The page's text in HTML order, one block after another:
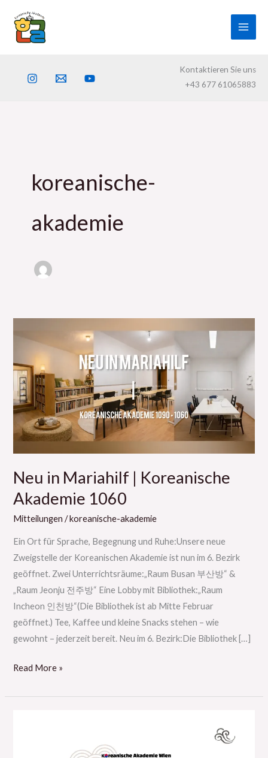
content
Kontaktieren Sie uns
+43 677 61065883
koreanische-
akademie
Neu in Mariahilf | Koreanische
Akademie 1060
Mitteilungen /koreanische-akademie
Ein Ort für Sprache, Begegnung und Ruhe:Unsere neue
Zweigstelle der Koreanischen Akademie ist nun im 6. Bezirk
geöffnet. Zwei Unterrichtsräume:„Raum Busan 부산방“ &
„Raum Jeonju 전주방“ Eine Lobby mit Bibliothek:„Raum
Incheon 인천방“(Die Bibliothek ist ab Mitte Februar
geöffnet.) Tee, Kaffee und kleine Snacks stehen – wie
gewohnt – jederzeit bereit. Neu im 6. Bezirk:Die Bibliothek […]
|
Koreanische
Akademie
1060
Read More »